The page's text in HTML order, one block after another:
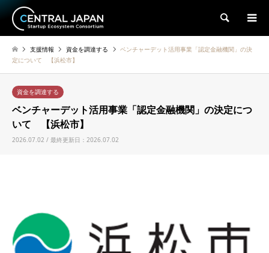
検索
支援情報 資金を調達する
ベンチャーデット活用事業「認定金融機関」の決
定について 【浜松市】
資金を調達する
ベンチャーデット活用事業「認定金融機関」の決定につ
いて 【浜松市】
2026.07.02 / 最終更新日：2026.07.02